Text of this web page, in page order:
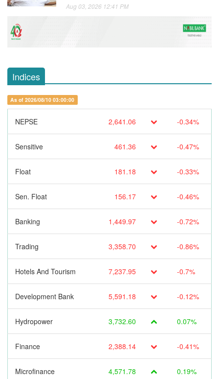
Aug 03, 2026 12:41 PM
Indices
As of 2026/08/10 03:00:00
NEPSE 2,641.06 -0.34%
Sensitive 461.36 -0.47%
Float 181.18 -0.33%
Sen. Float 156.17 -0.46%
Banking 1,449.97 -0.72%
Trading 3,358.70 -0.86%
Hotels And Tourism 7,237.95 -0.7%
Development Bank 5,591.18 -0.12%
Hydropower 3,732.60 0.07%
Finance 2,388.14 -0.41%
Microfinance 4,571.78 0.19%